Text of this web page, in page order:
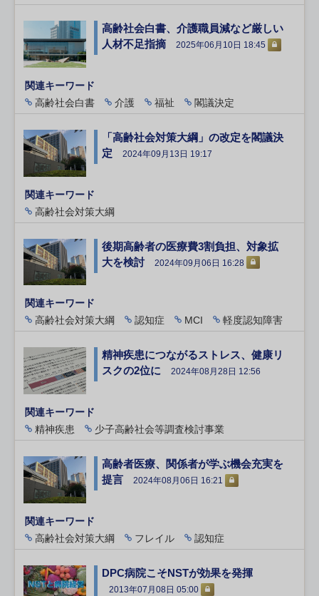
高齢社会白書、介護職員減など厳しい
人材不足指摘
2025年06月10日 18:45
関連キーワード
高齢社会白書
介護 福祉 閣議決定
「高齢社会対策大綱」の改定を閣議決
定
2024年09月13日 19:17
関連キーワード
高齢社会対策大綱
後期高齢者の医療費3割負担、対象拡
大を検討
2024年09月06日 16:28
関連キーワード
高齢社会対策大綱
認知症 MCI 軽度認知障害
精神疾患につながるストレス、健康リ
スクの2位に
2024年08月28日 12:56
関連キーワード
精神疾患
少子高齢社会等調査検討事業
高齢者医療、関係者が学ぶ機会充実を
提言
2024年08月06日 16:21
関連キーワード
高齢社会対策大綱
フレイル 認知症
DPC病院こそNSTが効果を発揮
2013年07月08日 05:00